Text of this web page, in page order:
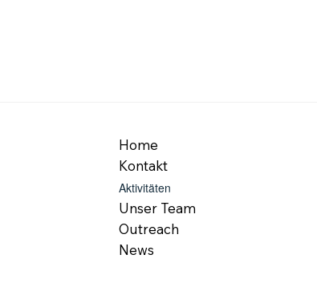
Home
Kontakt
Aktivitäten
Unser Team
Outreach
News